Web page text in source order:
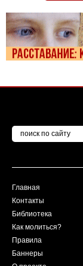
Главная
Контакты
Библиотека
Как молиться?
Правила
Баннеры